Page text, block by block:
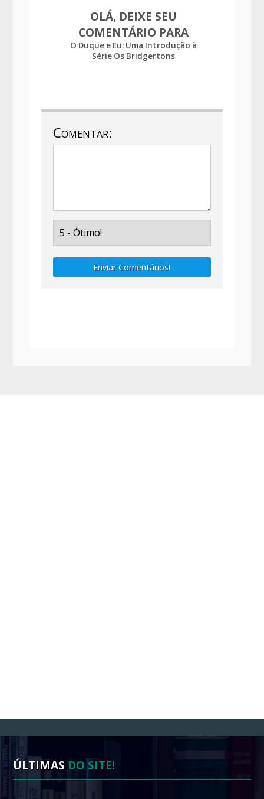
OLÁ, DEIXE SEU
COMENTÁRIO PARA
O Duque e Eu: Uma Introdução à
Série Os Bridgertons
Comentar:
Enviar Comentários!
ÚLTIMASDO SITE!